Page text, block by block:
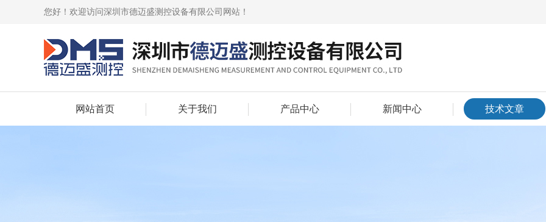
您好！欢迎访问深圳市德迈盛测控设备有限公司网站！
网站首页 关于我们 产品中心 新闻中心 技术文章